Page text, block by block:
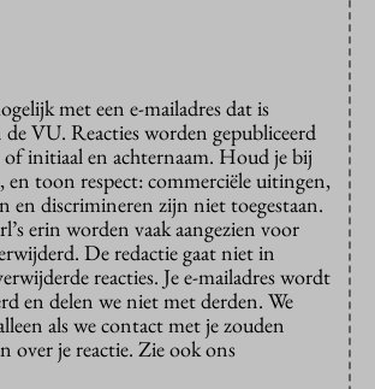
met een e-mailadres dat is
VU. Reacties worden gepubliceerd
initiaal en achternaam. Houd je bij
en toon respect: commerciële uitingen,
en discrimineren zijn niet toegestaan.
erin worden vaak aangezien voor
De redactie gaat niet in
reacties. Je e-mailadres wordt
en delen we niet met derden. We
als we contact met je zouden
over je reactie. Zie ook ons